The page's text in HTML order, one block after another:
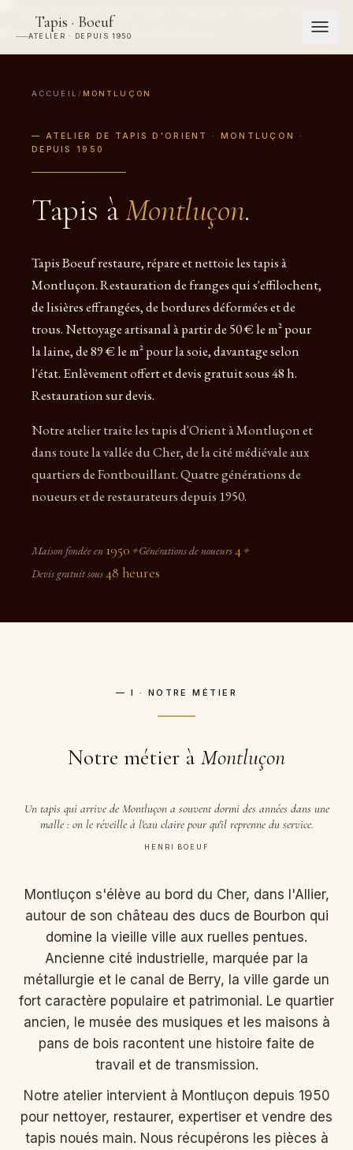
Tapis · Boeuf
ATELIER · DEPUIS 1950
ACCUEIL / MONTLUÇON
— ATELIER DE TAPIS D'ORIENT · MONTLUÇON ·
DEPUIS 1950
Tapis àMontluçon.
Tapis Boeuf restaure, répare et nettoie les tapis à
Montluçon. Restauration de franges qui s'effilochent,
de lisières effrangées, de bordures déformées et de
trous. Nettoyage artisanal à partir de 50 € le m² pour
la laine, de 89 € le m² pour la soie, davantage selon
l'état. Enlèvement offert et devis gratuit sous 48 h.
Restauration sur devis.
Notre atelier traite les tapis d'Orient à Montluçon et
dans toute la vallée du Cher, de la cité médiévale aux
quartiers de Fontbouillant. Quatre générations de
noueurs et de restaurateurs depuis 1950.
Maison fondée en 1950 ✦Générations de noueurs4✦
Devis gratuit sous48 heures
— I · NOTRE MÉTIER
Notre métier à Montluçon
Un tapis qui arrive de Montluçon a souvent dormi des années dans une
malle : on le réveille à l'eau claire pour qu'il reprenne du service.
HENRI BOEUF
Montluçon s'élève au bord du Cher, dans l'Allier,
autour de son château des ducs de Bourbon qui
domine la vieille ville aux ruelles pentues.
Ancienne cité industrielle, marquée par la
métallurgie et le canal de Berry, la ville garde un
fort caractère populaire et patrimonial. Le quartier
ancien, le musée des musiques et les maisons à
pans de bois racontent une histoire faite de
travail et de transmission.
Notre atelier intervient à Montluçon depuis 1950
pour nettoyer, restaurer, expertiser et vendre des
tapis noués main. Nous récupérons les pièces à